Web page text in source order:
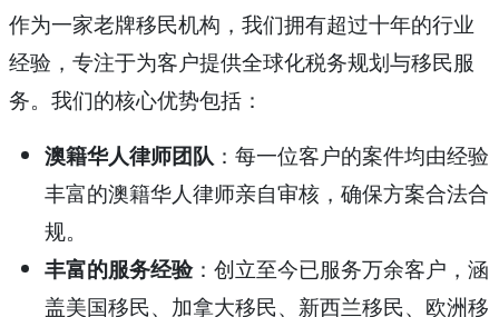
作为一家老牌移民机构，我们拥有超过十年的行业
经验，专注于为客户提供全球化税务规划与移民服
务。我们的核心优势包括：
澳籍华人律师团队 ：每一位客户的案件均由经验
丰富的澳籍华人律师亲自审核，确保方案合法合
规。
丰富的服务经验：创立至今已服务万余客户，涵
盖美国移民、加拿大移民、新西兰移民、欧洲移